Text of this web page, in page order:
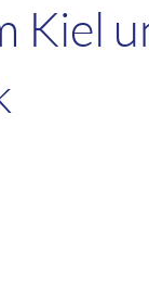
Kiel